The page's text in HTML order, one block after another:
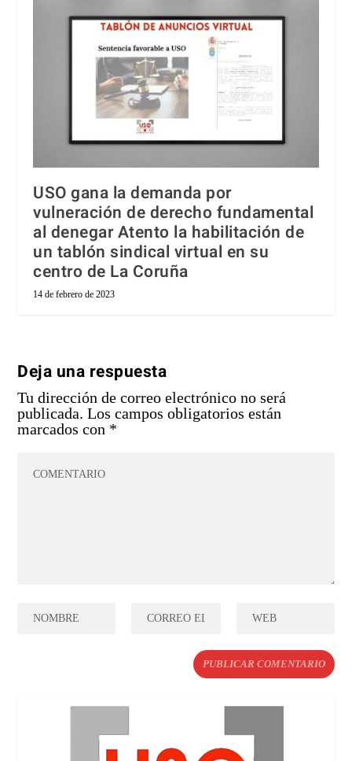
USO gana la demanda por
vulneración de derecho fundamental
al denegar Atento la habilitación de
un tablón sindical virtual en su
centro de La Coruña
14 de febrero de 2023
Deja una respuesta
Tu dirección de correo electrónico no será
publicada. Los campos obligatorios están
marcados con *